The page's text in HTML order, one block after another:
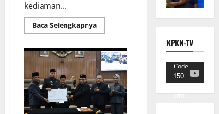
kediaman...
Baca Selengkapnya
KPKN-TV
Pemutar
Video
Code
150:
error.